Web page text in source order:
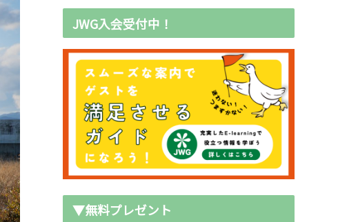
JWG入会受付中！
▼無料プレゼント